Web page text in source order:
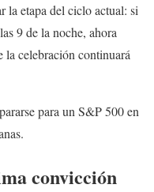
la etapa del ciclo actual: si
9 de la noche, ahora
la celebración continuará
para un S&P 500 en
convicción